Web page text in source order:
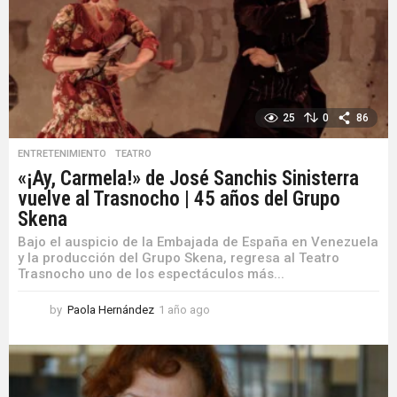
25 0 86
ENTRETENIMIENTO ,TEATRO
«¡Ay, Carmela!» de José Sanchis Sinisterra
vuelve al Trasnocho | 45 años del Grupo
Skena
Bajo el auspicio de la Embajada de España en Venezuela
y la producción del Grupo Skena, regresa al Teatro
Trasnocho uno de los espectáculos más...
by Paola Hernández 1 año ago
ñ
o
g